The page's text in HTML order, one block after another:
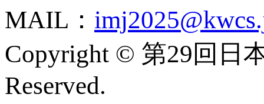
MAIL：
Copyright © 第29回日
Reserved.